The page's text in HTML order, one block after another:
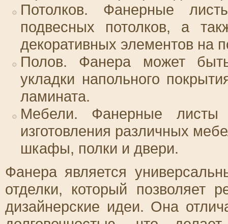
Потолков. Фанерные
подвесных потолков, а
декоративных элементов на
Полов. Фанера может
укладки напольного
ламината.
Мебели. Фанерные листы
изготовления различных
шкафы, полки и двери.
Фанера является
отделки, который позволяет
дизайнерские идеи. Она